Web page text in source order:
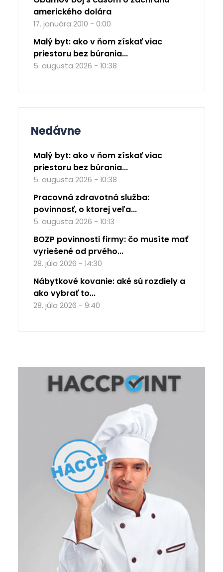
amerického dolára
17. januára 2010 - 0:00
Malý byt: ako v ňom získať viac
priestoru bez búrania...
5. augusta 2026 - 10:38
Nedávne
Malý byt: ako v ňom získať viac
priestoru bez búrania...
5. augusta 2026 - 10:38
Pracovná zdravotná služba:
povinnosť, o ktorej veľa...
5. augusta 2026 - 10:13
BOZP povinnosti firmy: čo musíte mať
vyriešené od prvého...
28. júla 2026 - 14:30
Nábytkové kovanie: aké sú rozdiely a
ako vybrať to...
28. júla 2026 - 9:40